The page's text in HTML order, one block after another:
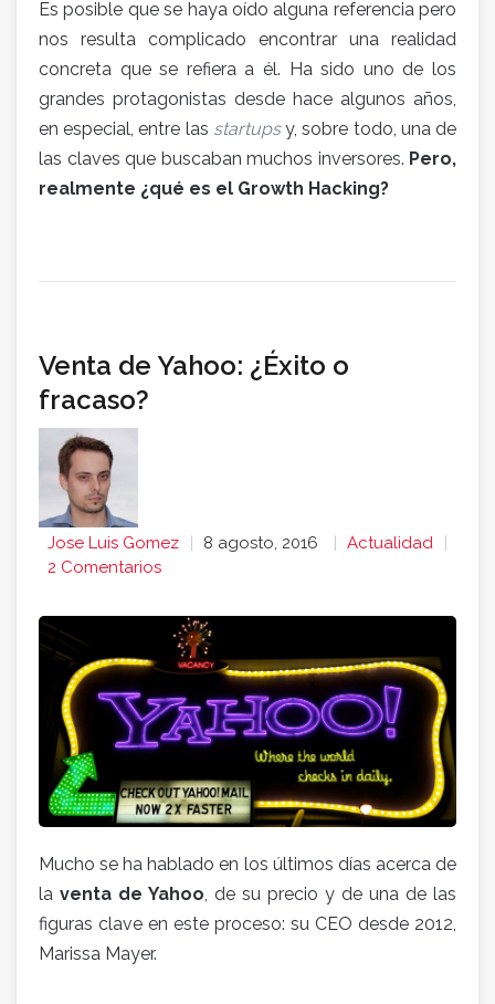
Es posible que se haya oído alguna referencia pero
nos resulta complicado encontrar una realidad
concreta que se refiera a él. Ha sido uno de los
grandes protagonistas desde hace algunos años,
en especial, entre las startupsy, sobre todo, una de
las claves que buscaban muchos inversores. Pero,
realmente ¿qué es el Growth Hacking?
Venta de Yahoo: ¿Éxito o
fracaso?
Jose Luis Gomez 8 agosto, 2016
Actualidad
2 Comentarios
Mucho se ha hablado en los últimos días acerca de
la venta de Yahoo, de su precio y de una de las
figuras clave en este proceso: su CEO desde 2012,
Marissa Mayer.